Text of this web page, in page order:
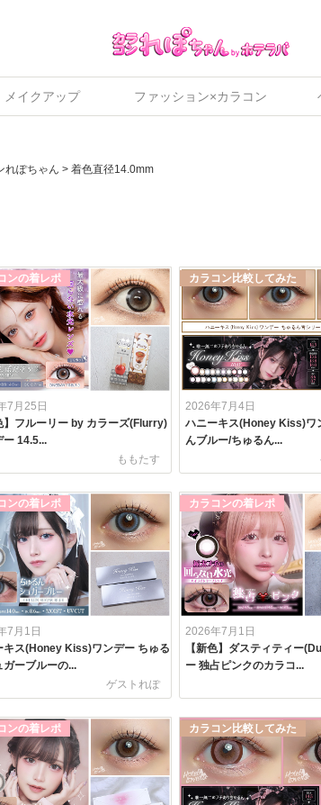
メイクアップ ファッション×カラコン
れぽちゃん > 着色直径14.0mm
ンの着レポ
7月25日
】フルーリー by カラーズ(Flurry)
ー 14.5...
ももたす
カラコン比較してみた
2026年7月4日
ハニーキス(Honey Kiss)ワ
んブルー/ちゅるん...
ンの着レポ
7月1日
キス(Honey Kiss)ワンデー ちゅる
ガーブルーの...
ゲストれぽ
カラコンの着レポ
2026年7月1日
【新色】ダスティティー
ー 独占ピンクのカラコ...
ンの着レポ カラコン比較してみた